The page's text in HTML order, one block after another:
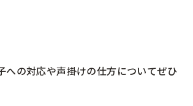
への対応や声掛けの仕方についてぜひ